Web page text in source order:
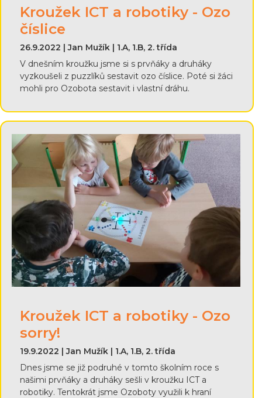
Kroužek ICT a robotiky - Ozo
číslice
26.9.2022 | Jan Mužík | 1.A, 1.B, 2. třída
V dnešním kroužku jsme si s prvňáky a druháky
vyzkoušeli z puzzlíků sestavit ozo číslice. Poté si žáci
mohli pro Ozobota sestavit i vlastní dráhu.
Kroužek ICT a robotiky - Ozo
sorry!
19.9.2022 | Jan Mužík | 1.A, 1.B, 2. třída
Dnes jsme se již podruhé v tomto školním roce s
našimi prvňáky a druháky sešli v kroužku ICT a
robotiky. Tentokrát jsme Ozoboty využili k hraní